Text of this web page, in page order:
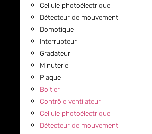
Cellule photoélectrique
Détecteur de mouvement
Domotique
Interrupteur
Gradateur
Minuterie
Plaque
Boitier
Contrôle ventilateur
Cellule photoélectrique
Détecteur de mouvement